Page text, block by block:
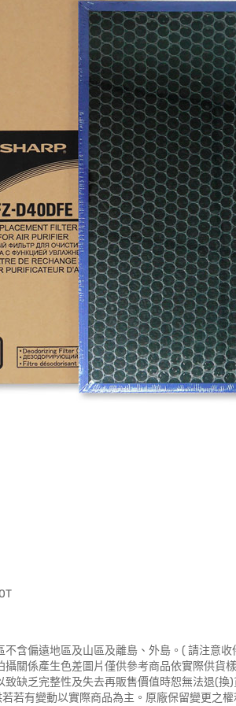
KC-JD50T
不含偏遠地區及山區及離島、外島。( 請注意
關係產生色差圖片僅供參考商品依實際供貨
致缺乏完整性及失去再販售價值時恕無法退(換)
若有變動以實際商品為主。原廠保留變更之